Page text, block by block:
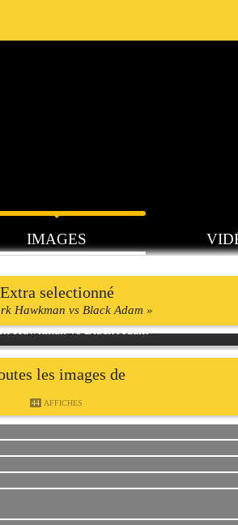
IMAGES
Extra selectionné
Hawkman vs Black Adam »
Hawkman vs Black Adam
les images de
44 AFFICHES